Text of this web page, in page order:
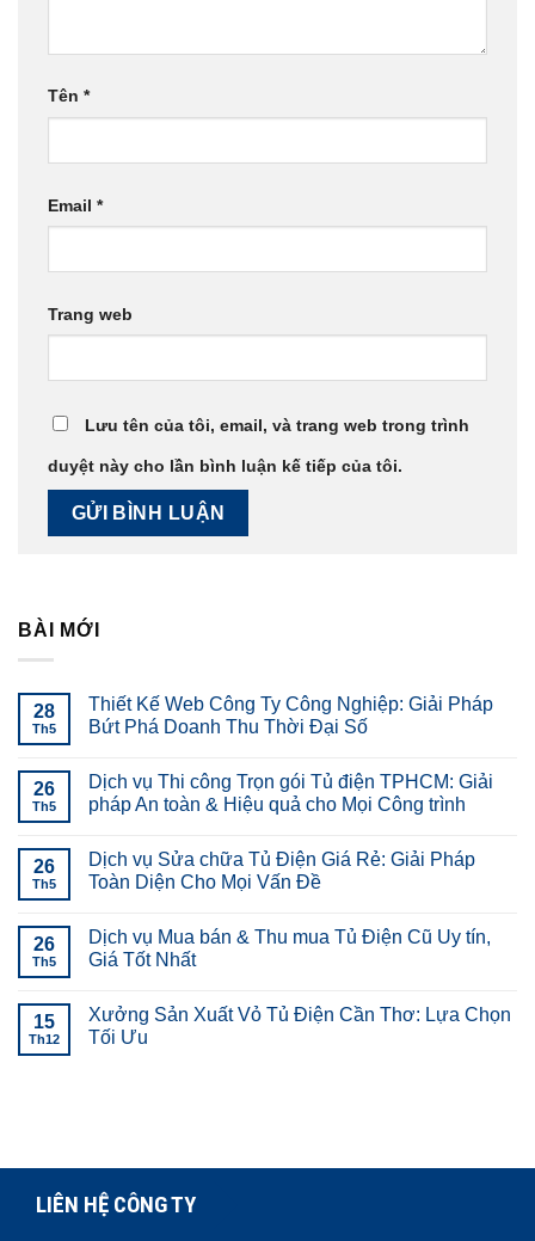
Tên *
Email *
Trang web
Lưu tên của tôi, email, và trang web trong trình
duyệt này cho lần bình luận kế tiếp của tôi.
BÀI MỚI
28
Th5
Thiết Kế Web Công Ty Công Nghiệp: Giải Pháp
Bứt Phá Doanh Thu Thời Đại Số
26
Th5
Dịch vụ Thi công Trọn gói Tủ điện TPHCM: Giải
pháp An toàn & Hiệu quả cho Mọi Công trình
26
Th5
Dịch vụ Sửa chữa Tủ Điện Giá Rẻ: Giải Pháp
Toàn Diện Cho Mọi Vấn Đề
26
Th5
Dịch vụ Mua bán & Thu mua Tủ Điện Cũ Uy tín,
Giá Tốt Nhất
15
Th12
Xưởng Sản Xuất Vỏ Tủ Điện Cần Thơ: Lựa Chọn
Tối Ưu
LIÊN HỆ CÔNG TY